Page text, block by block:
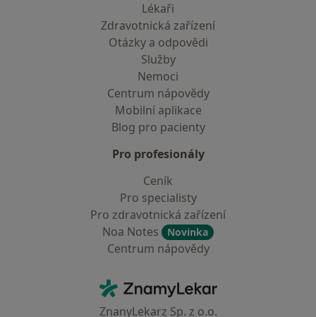
Lékaři
Zdravotnická zařízení
Otázky a odpovědi
Služby
Nemoci
Centrum nápovědy
Mobilní aplikace
Blog pro pacienty
Pro profesionály
Ceník
Pro specialisty
Pro zdravotnická zařízení
Noa Notes
Novinka
Centrum nápovědy
ZnamyLekar - Hlavní stránka
ZnanyLekarz Sp. z o.o.